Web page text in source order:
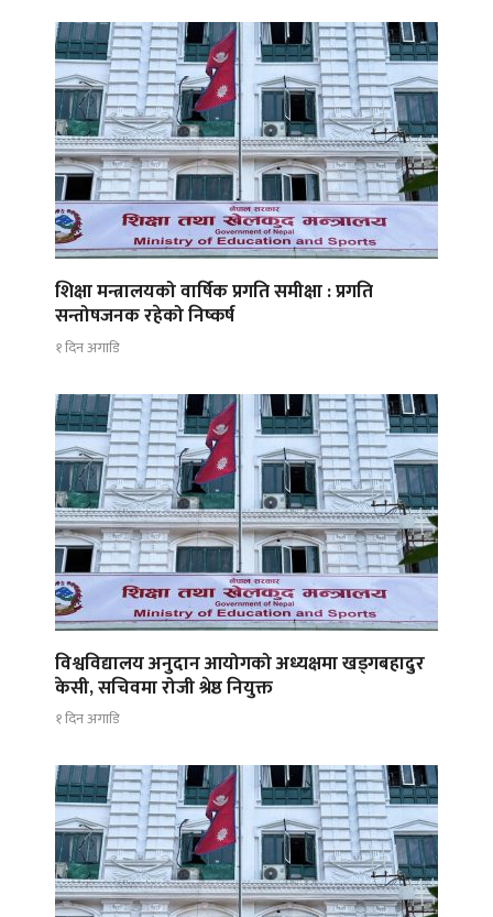
शिक्षा मन्त्रालयको वार्षिक प्रगति समीक्षा : प्रगति
सन्तोषजनक रहेको निष्कर्ष
१ दिन अगाडि
विश्वविद्यालय अनुदान आयोगको अध्यक्षमा खड्गबहादुर
केसी, सचिवमा रोजी श्रेष्ठ नियुक्त
१ दिन अगाडि